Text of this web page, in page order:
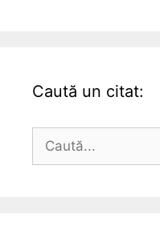
Caută un citat:
după: